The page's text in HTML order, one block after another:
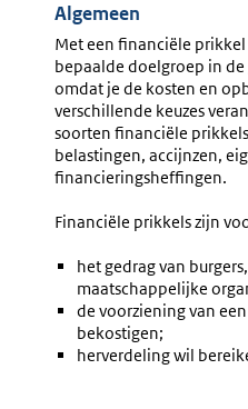
Algemeen
Met een financiële prikkel
bepaalde doelgroep in
omdat je de kosten en
verschillende keuzes
soorten financiële
belastingen, accijnzen,
financieringsheffingen.
Financiële prikkels zijn
het gedrag van
maatschappelijke
de voorziening van
bekostigen;
herverdeling wil